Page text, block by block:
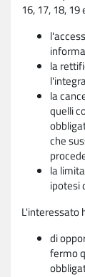
16, 17, 18, 19
la
la
quelli
che
la
ipotesi
L'interessato
di
fermo